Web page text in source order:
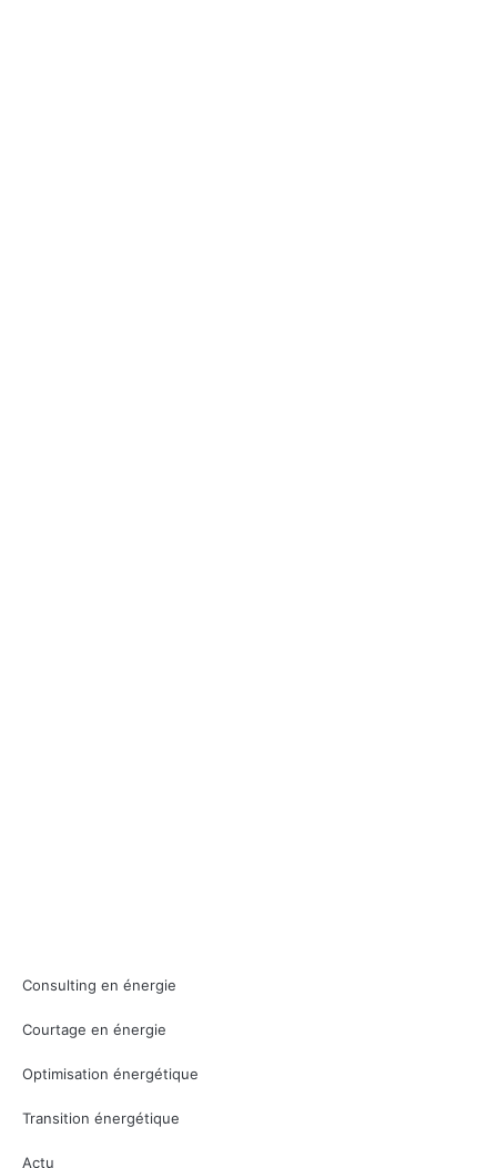
Consulting en énergie
Courtage en énergie
Optimisation énergétique
Transition énergétique
Actu